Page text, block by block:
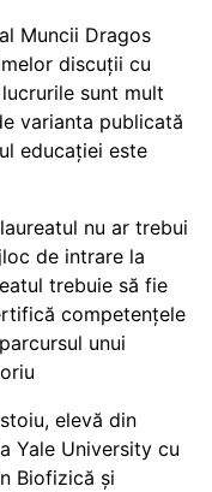
Muncii Dragos
discuții cu
sunt mult
varianta publicată
educației este
nu ar trebui
de intrare la
trebuie să fie
competențele
unui
elevă din
Yale University cu
Biofizică și